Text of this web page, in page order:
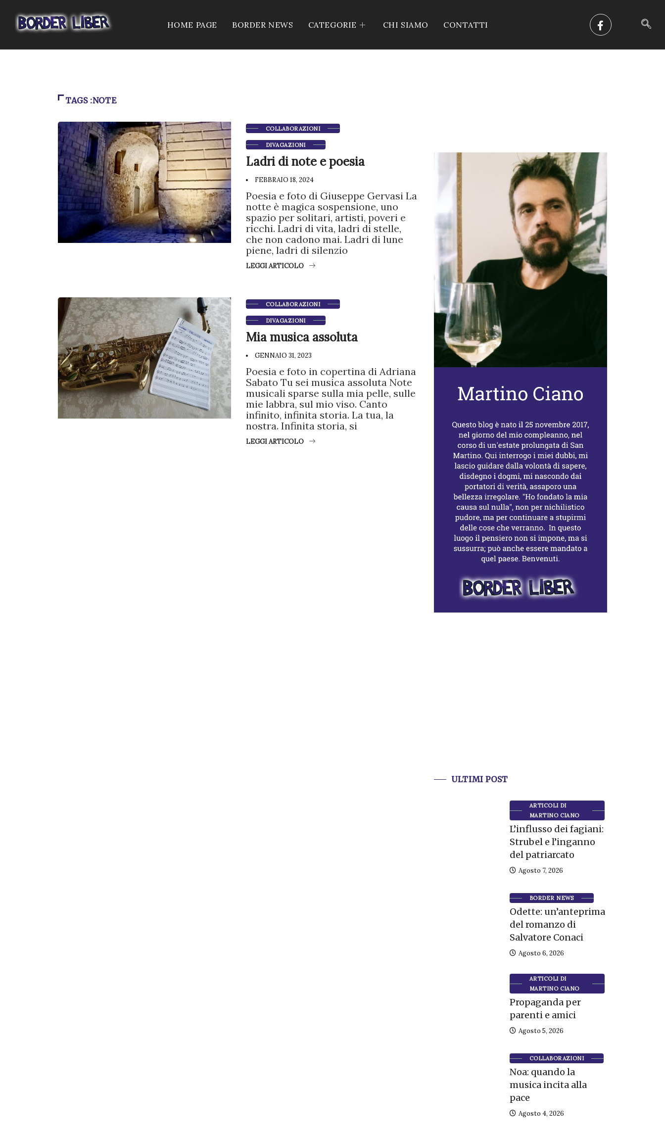
HOME PAGE BORDER NEWS CATEGORIE CHI SIAMO CONTATTI
TAGS :NOTE
COLLABORAZIONI
DIVAGAZIONI
Ladri di note e poesia
FEBBRAIO 18, 2024
Poesia e foto di Giuseppe Gervasi La
notte è magica sospensione, uno
spazio per solitari, artisti, poveri e
ricchi. Ladri di vita, ladri di stelle,
che non cadono mai. Ladri di lune
piene, ladri di silenzio
LEGGI ARTICOLO
COLLABORAZIONI
DIVAGAZIONI
Mia musica assoluta
GENNAIO 31, 2023
Poesia e foto in copertina di Adriana
Sabato Tu sei musica assoluta Note
musicali sparse sulla mia pelle, sulle
mie labbra, sul mio viso. Canto
infinito, infinita storia. La tua, la
nostra. Infinita storia, si
LEGGI ARTICOLO
ULTIMI POST
ARTICOLI DI
MARTINO CIANO
L’influsso dei fagiani:
Strubel e l’inganno
del patriarcato
Agosto 7, 2026
BORDER NEWS
Odette: un’anteprima
del romanzo di
Salvatore Conaci
Agosto 6, 2026
ARTICOLI DI
MARTINO CIANO
Propaganda per
parenti e amici
Agosto 5, 2026
COLLABORAZIONI
Noa: quando la
musica incita alla
pace
Agosto 4, 2026